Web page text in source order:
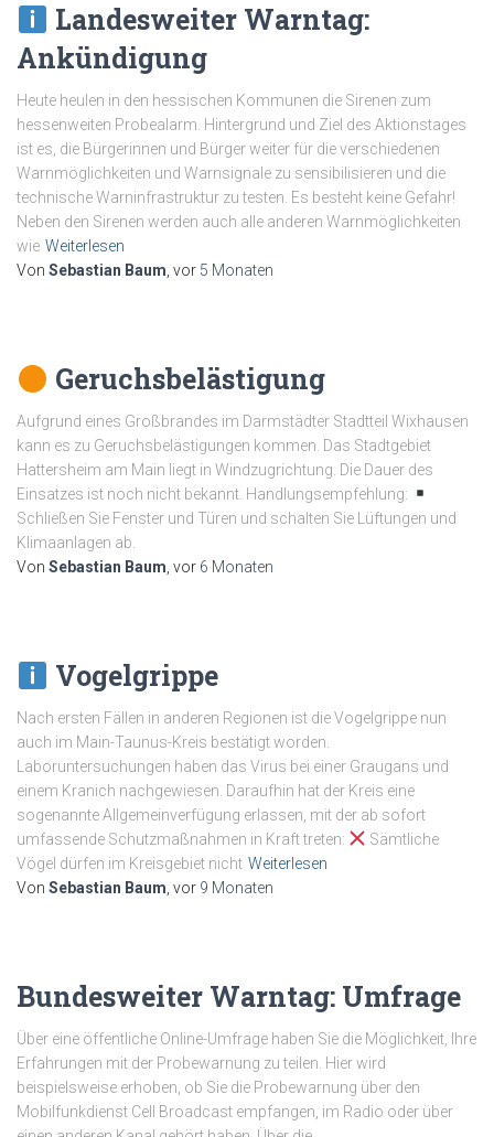
Landesweiter Warntag:
Ankündigung
Heute heulen in den hessischen Kommunen die Sirenen zum
hessenweiten Probealarm. Hintergrund und Ziel des Aktionstages
ist es, die Bürgerinnen und Bürger weiter für die verschiedenen
Warnmöglichkeiten und Warnsignale zu sensibilisieren und die
technische Warninfrastruktur zu testen. Es besteht keine Gefahr!
Neben den Sirenen werden auch alle anderen Warnmöglichkeiten
wie Weiterlesen
Von Sebastian Baum , vor 5 Monaten
Geruchsbelästigung
Aufgrund eines Großbrandes im Darmstädter Stadtteil Wixhausen
kann es zu Geruchsbelästigungen kommen. Das Stadtgebiet
Hattersheim am Main liegt in Windzugrichtung. Die Dauer des
Einsatzes ist noch nicht bekannt. Handlungsempfehlung:
Schließen Sie Fenster und Türen und schalten Sie Lüftungen und
Klimaanlagen ab.
Von Sebastian Baum , vor 6 Monaten
Vogelgrippe
Nach ersten Fällen in anderen Regionen ist die Vogelgrippe nun
auch im Main-Taunus-Kreis bestätigt worden.
Laboruntersuchungen haben das Virus bei einer Graugans und
einem Kranich nachgewiesen. Daraufhin hat der Kreis eine
sogenannte Allgemeinverfügung erlassen, mit der ab sofort
umfassende Schutzmaßnahmen in Kraft treten:
Sämtliche
Vögel dürfen im Kreisgebiet nicht Weiterlesen
Von Sebastian Baum , vor 9 Monaten
Bundesweiter Warntag: Umfrage
Über eine öffentliche Online-Umfrage haben Sie die Möglichkeit, Ihre
Erfahrungen mit der Probewarnung zu teilen. Hier wird
beispielsweise erhoben, ob Sie die Probewarnung über den
Mobilfunkdienst Cell Broadcast empfangen, im Radio oder über